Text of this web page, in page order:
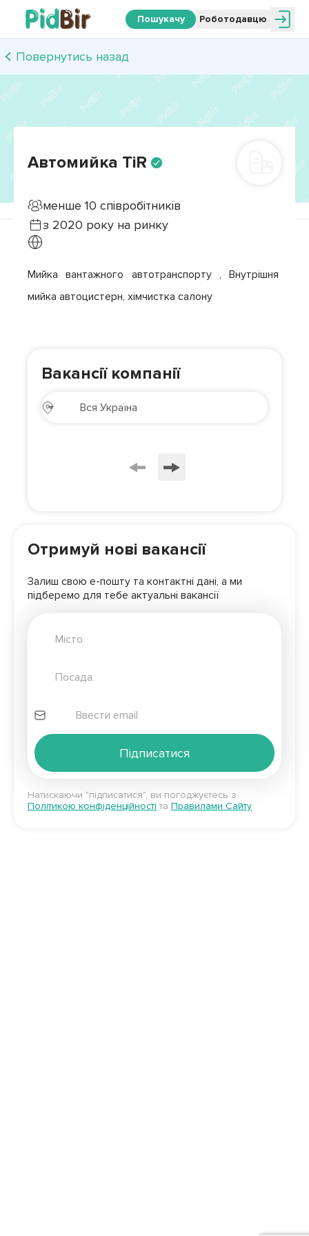
Пошукачу Роботодавцю
Повернутись назад
Автомийка TiR
менше 10 співробітників
з 2020 року на ринку
Мийка вантажного автотранспорту , Внутрішня
мийка автоцистерн, хімчистка салону
Вакансії компанії
Отримуй нові вакансії
Залиш свою е-пошту та контактні дані, а ми
підберемо для тебе актуальні вакансії
Підписатися
Натискаючи "підписатися", ви погоджуєтесь з
Політикою конфіденційності та Правилами Сайту